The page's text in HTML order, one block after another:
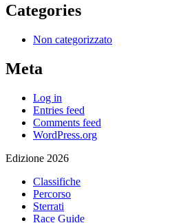
Categories
Non categorizzato
Meta
Log in
Entries feed
Comments feed
WordPress.org
Edizione 2026
Classifiche
Percorso
Sterrati
Race Guide